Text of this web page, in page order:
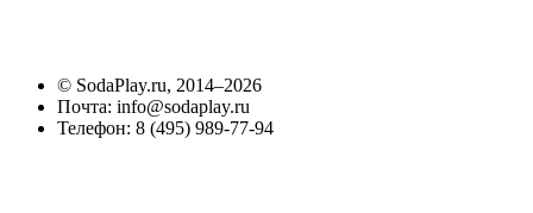
© SodaPlay.ru, 2014–2026
Почта: info@sodaplay.ru
Телефон: 8 (495) 989-77-94